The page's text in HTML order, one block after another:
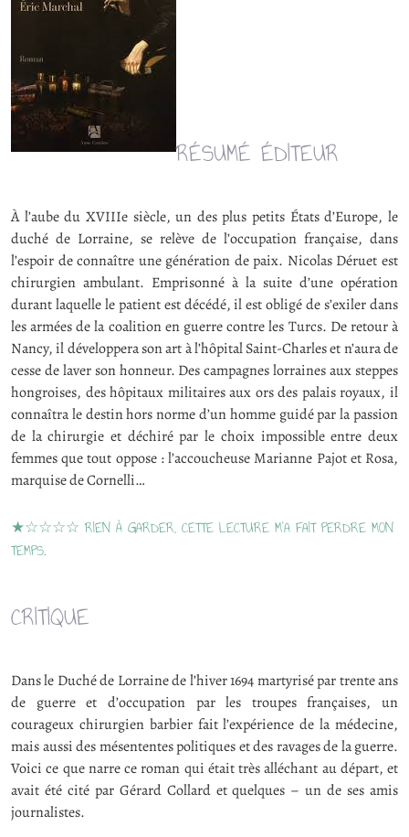
RÉSUMÉ ÉDITEUR
À l’aube du XVIIIe siècle, un des plus petits États d’Europe, le
duché de Lorraine, se relève de l’occupation française, dans
l’espoir de connaître une génération de paix. Nicolas Déruet est
chirurgien ambulant. Emprisonné à la suite d’une opération
durant laquelle le patient est décédé, il est obligé de s’exiler dans
les armées de la coalition en guerre contre les Turcs. De retour à
Nancy, il développera son art à l’hôpital Saint-Charles et n’aura de
cesse de laver son honneur. Des campagnes lorraines aux steppes
hongroises, des hôpitaux militaires aux ors des palais royaux, il
connaîtra le destin hors norme d’un homme guidé par la passion
de la chirurgie et déchiré par le choix impossible entre deux
femmes que tout oppose : l’accoucheuse Marianne Pajot et Rosa,
marquise de Cornelli…
★☆☆☆☆ RIEN À GARDER, CETTE LECTURE M’A FAIT PERDRE MON
TEMPS.
CRITIQUE
Dans le Duché de Lorraine de l’hiver 1694 martyrisé par trente ans
de guerre et d’occupation par les troupes françaises, un
courageux chirurgien barbier fait l’expérience de la médecine,
mais aussi des mésententes politiques et des ravages de la guerre.
Voici ce que narre ce roman qui était très alléchant au départ, et
avait été cité par Gérard Collard et quelques – un de ses amis
journalistes.